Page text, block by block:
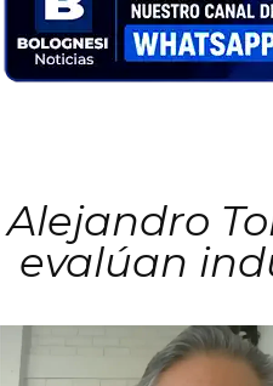
Alejandro
evalúan